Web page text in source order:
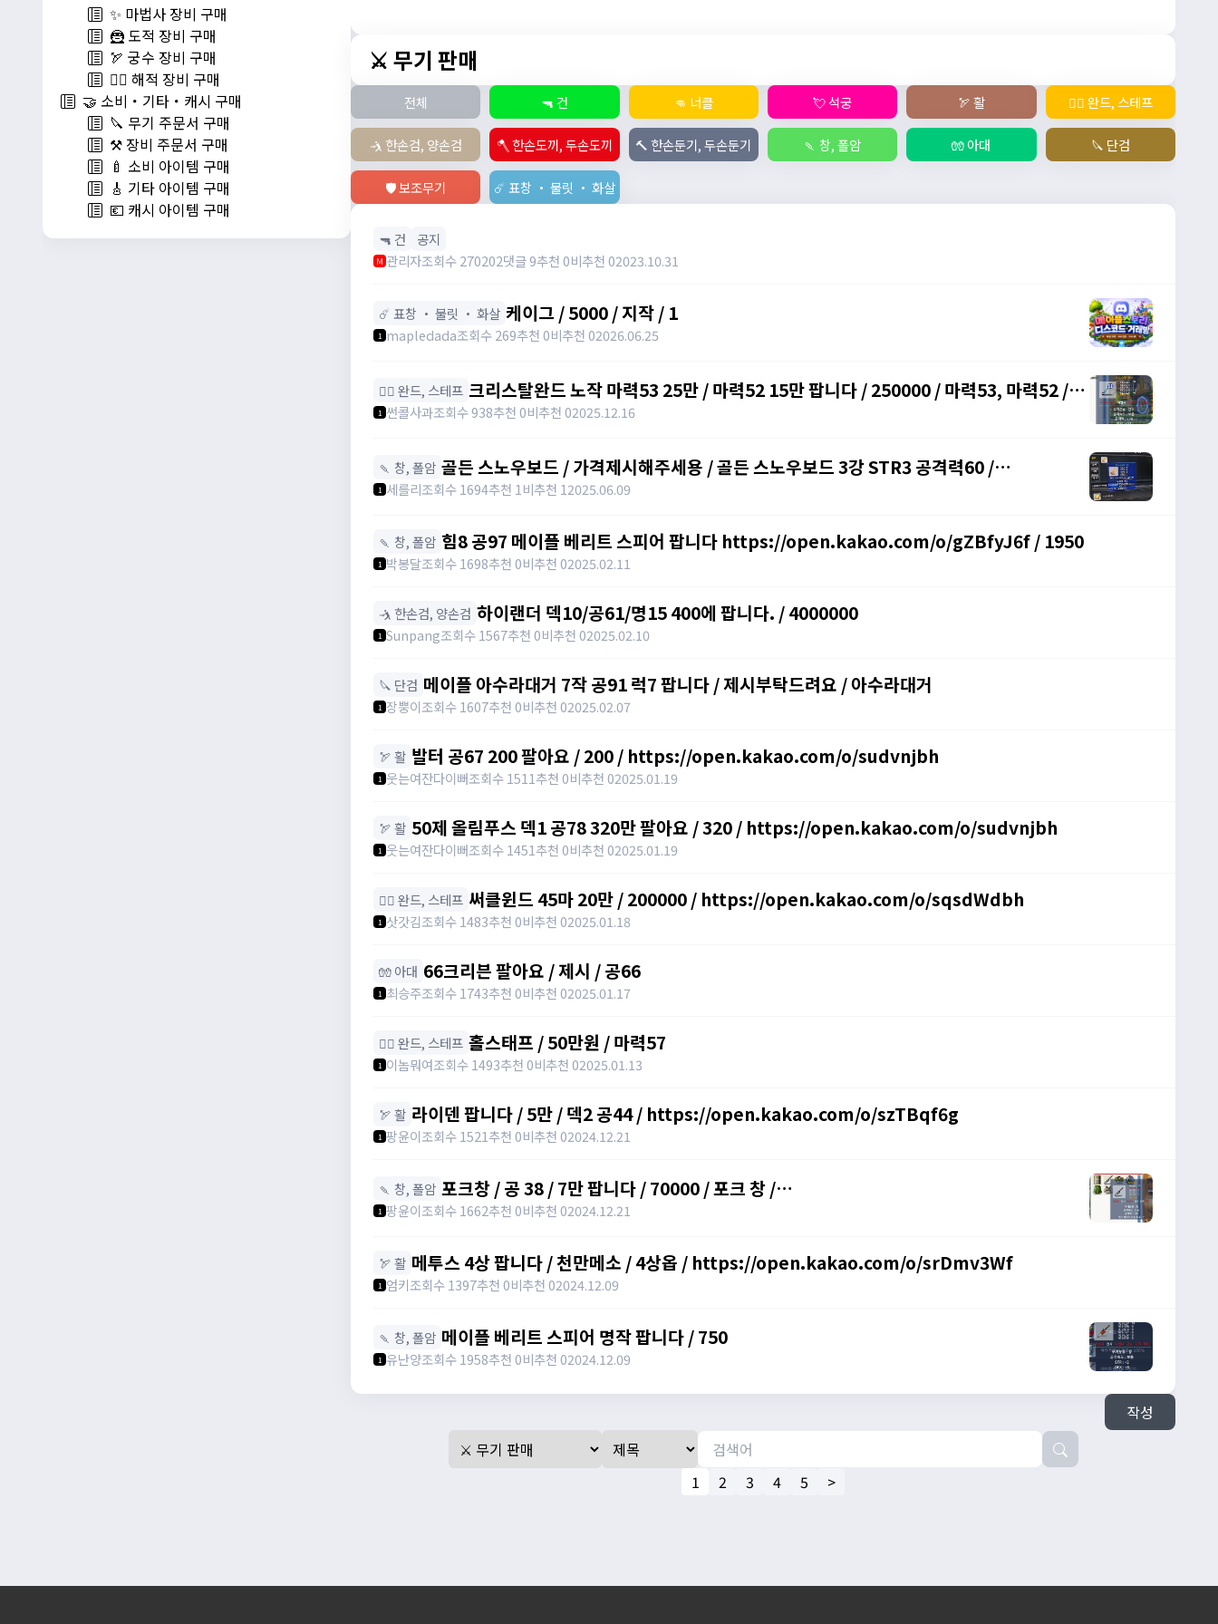
✨ 마법사 장비 구매
🦹 도적 장비 구매
🏹 궁수 장비 구매
🏴‍☠️ 해적 장비 구매
🤝 소비・기타・캐시 구매
🔪 무기 주문서 구매
⚒️ 장비 주문서 구매
🍼 소비 아이템 구매
🎸 기타 아이템 구매
💶 캐시 아이템 구매
⚔️ 무기 판매
전체 🔫 건 👊 너클 💘 석궁 🏹 활 🧙‍♀️ 완드, 스테프
🤺 한손검, 양손검 🪓 한손도끼, 두손도끼 🔨 한손둔기, 두손둔기 🍡 창, 폴암 🧤 아대 🔪 단검
🛡️ 보조무기 ☄️ 표창 ・ 불릿 ・ 화살
🔫 건 공지
M 관리자조회수 270202댓글 9추천 0비추천 02023.10.31
☄️ 표창 ・ 불릿 ・ 화살 케이그 / 5000 / 지작 / 1
1 mapledada조회수 269추천 0비추천 02026.06.25
🧙‍♀️ 완드, 스테프 크리스탈완드 노작 마력53 25만 / 마력52 15만 팝니다 / 250000 / 마력53, 마력52 /
https://open.kakao.com/o/sdHYKEcg
1 썬콜사과조회수 938추천 0비추천 02025.12.16
🍡 창, 폴암 골든 스노우보드 / 가격제시해주세용 / 골든 스노우보드 3강 STR3 공격력60 /
awwy3820@naver.com
1 세를리조회수 1694추천 1 비추천 12025.06.09
🍡 창, 폴암 힘8 공97 메이플 베리트 스피어 팝니다 https://open.kakao.com/o/gZBfyJ6f / 1950
1 박봉달조회수 1698추천 0비추천 02025.02.11
🤺 한손검, 양손검 하이랜더 덱10/공61/명15 400에 팝니다. / 4000000
1 Sunpang조회수 1567추천 0비추천 02025.02.10
🔪 단검 메이플 아수라대거 7작 공91 럭7 팝니다 / 제시부탁드려요 / 아수라대거
1 장뿡이조회수 1607추천 0비추천 02025.02.07
🏹 활 발터 공67 200 팔아요 / 200 / https://open.kakao.com/o/sudvnjbh
1 웃는여잔다이뻐조회수 1511추천 0비추천 02025.01.19
🏹 활 50제 올림푸스 덱1 공78 320만 팔아요 / 320 / https://open.kakao.com/o/sudvnjbh
1 웃는여잔다이뻐조회수 1451추천 0비추천 02025.01.19
🧙‍♀️ 완드, 스테프 써클윈드 45마 20만 / 200000 / https://open.kakao.com/o/sqsdWdbh
1 삿갓김조회수 1483추천 0비추천 02025.01.18
🧤 아대 66크리븐 팔아요 / 제시 / 공66
1 최승주조회수 1743추천 0비추천 02025.01.17
🧙‍♀️ 완드, 스테프 홀스태프 / 50만원 / 마력57
1 이놈뭐여조회수 1493추천 0비추천 02025.01.13
🏹 활 라이덴 팝니다 / 5만 / 덱2 공44 / https://open.kakao.com/o/szTBqf6g
1 팡윤이조회수 1521추천 0비추천 02024.12.21
🍡 창, 폴암 포크창 / 공 38 / 7만 팝니다 / 70000 / 포크 창 /
https://open.kakao.com/o/szTBqf6g
1 팡윤이조회수 1662추천 0비추천 02024.12.21
🏹 활 메투스 4상 팝니다 / 천만메소 / 4상옵 / https://open.kakao.com/o/srDmv3Wf
1 엄키조회수 1397추천 0비추천 02024.12.09
🍡 창, 폴암 메이플 베리트 스피어 명작 팝니다 / 750
1 유난양조회수 1958추천 0비추천 02024.12.09
작성
1 2 3 4 5 >